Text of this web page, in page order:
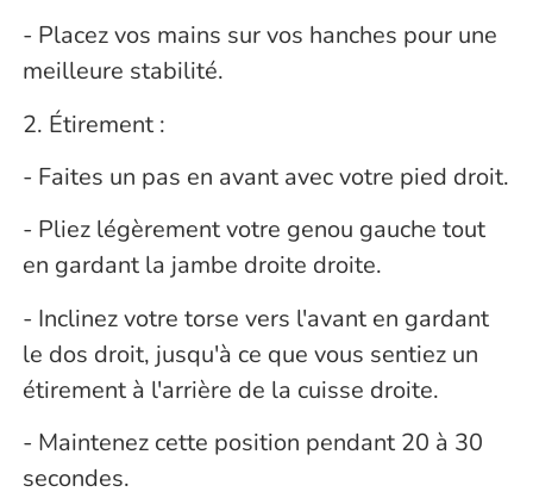
- Placez vos mains sur vos hanches pour une
meilleure stabilité.
2. Étirement :
- Faites un pas en avant avec votre pied droit.
- Pliez légèrement votre genou gauche tout
en gardant la jambe droite droite.
- Inclinez votre torse vers l'avant en gardant
le dos droit, jusqu'à ce que vous sentiez un
étirement à l'arrière de la cuisse droite.
- Maintenez cette position pendant 20 à 30
secondes.